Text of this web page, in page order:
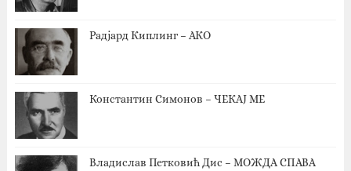
Радјард Киплинг – АКО
Константин Симонов – ЧЕКАЈ МЕ
Владислав Петковић Дис – МОЖДА СПАВА